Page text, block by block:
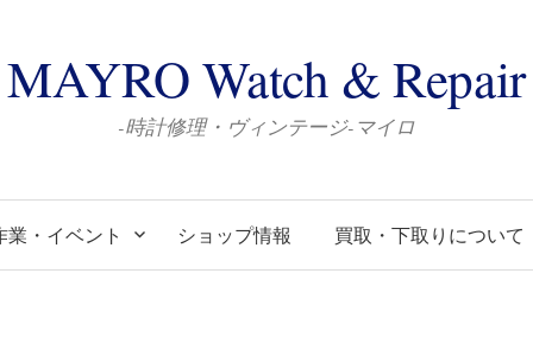
MAYRO Watch & Repair
-時計修理・ヴィンテージ-マイロ
業・イベント ショップ情報 買取・下取りについて